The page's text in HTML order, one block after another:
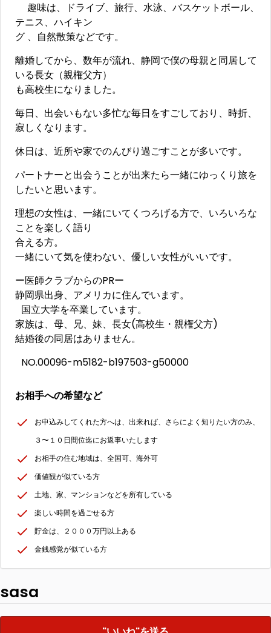
趣味は、ドライブ、旅行、水泳、バスケットボール、
テニス、ハイキン
グ 、自然散策などです。
離婚してから、数年が流れ、静岡で僕の母親と同居して
いる長女（親権父方）
も高校生になりました。
毎日、出会いもない多忙な毎日をすごしており、時折、
寂しくなります。
休日は、近所や家でのんびり過ごすことが多いです。
パートナーと出会うことが出来たら一緒にゆっくり旅を
したいと思います。
理想の女性は、一緒にいてくつろげる方で、いろいろな
ことを楽しく語り
合える方。
一緒にいて気を使わない、優しい女性がいいです。
ー医師クラブからのPRー
静岡県出身、アメリカに住んでいます。
国立大学を卒業しています。
家族は、母、兄、妹、長女(高校生・親権父方)
結婚後の同居はありません。
NO.00096-m5182-b197503-g50000
お相手への希望など
お申込みしてくれた方へは、出来れば、さらによく知りたい方のみ、
３〜１０日間位迄にお返事いたします
お相手の住む地域は、全国可、海外可
価値観が似ている方
土地、家、マンションなどを所有している
楽しい時間を過ごせる方
貯金は、２０００万円以上ある
金銭感覚が似ている方
sasa